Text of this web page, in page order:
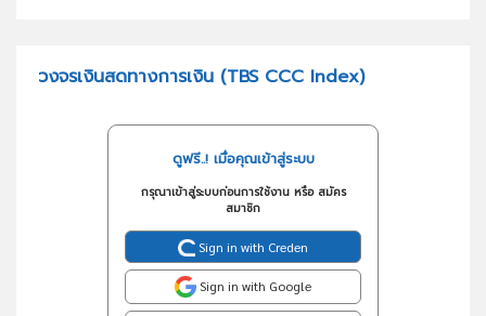
วงจรเงินสดทางการเงิน (TBS CCC Index)
ดูฟรี..! เมื่อคุณเข้าสู่ระบบ
กรุณาเข้าสู่ระบบก่อนการใช้งาน หรือ สมัคร
สมาชิก
Sign in with Creden
Sign in with Google